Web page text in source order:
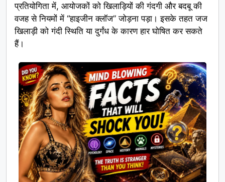
प्रतियोगिता में, आयोजकों को खिलाड़ियों की गंदगी और बदबू की
वजह से नियमों में “हाइजीन क्लॉज” जोड़ना पड़ा। इसके तहत जज
खिलाड़ी को गंदी स्थिति या दुर्गंध के कारण हार घोषित कर सकते
हैं।